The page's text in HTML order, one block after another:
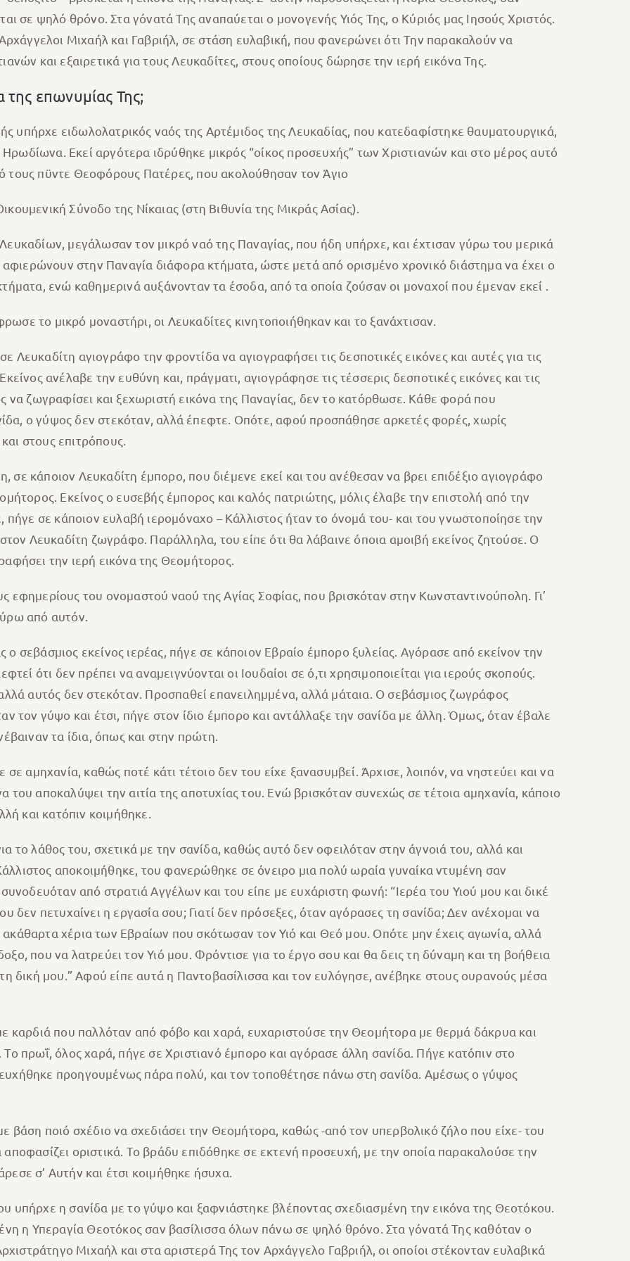
σε ψηλό θρόνο. Στα γόνατά Της αναπαύεται ο μονογενής Υιός Της, ο Κύριός μας Ιησούς Χριστός.
Μιχαήλ και Γαβριήλ, σε στάση ευλαβική, που φανερώνει ότι Την παρακαλούν να
και εξαιρετικά για τους Λευκαδίτες, στους οποίους δώρησε την ιερή εικόνα Της.
της επωνυμίας Της;
ειδωλολατρικός ναός της Αρτέμιδος της Λευκαδίας, που κατεδαφίστηκε θαυματουργικά,
Εκεί αργότερα ιδρύθηκε μικρός “οίκος προσευχής” των Χριστιανών και στο μέρος αυτό
τους πϋντε Θεοφόρους Πατέρες, που ακολούθησαν τον Άγιο
Σύνοδο της Νίκαιας (στη Βιθυνία της Μικράς Ασίας).
μεγάλωσαν τον μικρό ναό της Παναγίας, που ήδη υπήρχε, και έχτισαν γύρω του μερικά
αφιερώνουν στην Παναγία διάφορα κτήματα, ώστε μετά από ορισμένο χρονικό διάστημα να έχει ο
ενώ καθημερινά αυξάνονταν τα έσοδα, από τα οποία ζούσαν οι μοναχοί που έμεναν εκεί .
το μικρό μοναστήρι, οι Λευκαδίτες κινητοποιήθηκαν και το ξανάχτισαν.
αγιογράφο την φροντίδα να αγιογραφήσει τις δεσποτικές εικόνες και αυτές για τις
ανέλαβε την ευθύνη και, πράγματι, αγιογράφησε τις τέσσερις δεσποτικές εικόνες και τις
να ζωγραφίσει και ξεχωριστή εικόνα της Παναγίας, δεν το κατόρθωσε. Κάθε φορά που
ο γύψος δεν στεκόταν, αλλά έπεφτε. Οπότε, αφού προσπάθησε αρκετές φορές, χωρίς
στους επιτρόπους.
κάποιον Λευκαδίτη έμπορο, που διέμενε εκεί και του ανέθεσαν να βρει επιδέξιο αγιογράφο
Εκείνος ο ευσεβής έμπορος και καλός πατριώτης, μόλις έλαβε την επιστολή από την
σε κάποιον ευλαβή ιερομόναχο – Κάλλιστος ήταν το όνομά του- και του γνωστοποίησε την
Λευκαδίτη ζωγράφο. Παράλληλα, του είπε ότι θα λάβαινε όποια αμοιβή εκείνος ζητούσε. Ο
την ιερή εικόνα της Θεομήτορος.
εφημερίους του ονομαστού ναού της Αγίας Σοφίας, που βρισκόταν στην Κωνσταντινούπολη. Γι’
από αυτόν.
σεβάσμιος εκείνος ιερέας, πήγε σε κάποιον Εβραίο έμπορο ξυλείας. Αγόρασε από εκείνον την
ότι δεν πρέπει να αναμειγνύονται οι Ιουδαίοι σε ό,τι χρησιμοποιείται για ιερούς σκοπούς.
αυτός δεν στεκόταν. Προσπαθεί επανειλημμένα, αλλά μάταια. Ο σεβάσμιος ζωγράφος
τον γύψο και έτσι, πήγε στον ίδιο έμπορο και αντάλλαξε την σανίδα με άλλη. Όμως, όταν έβαλε
τα ίδια, όπως και στην πρώτη.
σε αμηχανία, καθώς ποτέ κάτι τέτοιο δεν του είχε ξανασυμβεί. Άρχισε, λοιπόν, να νηστεύει και να
αποκαλύψει την αιτία της αποτυχίας του. Ενώ βρισκόταν συνεχώς σε τέτοια αμηχανία, κάποιο
και κατόπιν κοιμήθηκε.
το λάθος του, σχετικά με την σανίδα, καθώς αυτό δεν οφειλόταν στην άγνοιά του, αλλά και
αποκοιμήθηκε, του φανερώθηκε σε όνειρο μια πολύ ωραία γυναίκα ντυμένη σαν
από στρατιά Αγγέλων και του είπε με ευχάριστη φωνή: “Ιερέα του Υιού μου και δικέ
δεν πετυχαίνει η εργασία σου; Γιατί δεν πρόσεξες, όταν αγόρασες τη σανίδα; Δεν ανέχομαι να
χέρια των Εβραίων που σκότωσαν τον Υιό και Θεό μου. Οπότε μην έχεις αγωνία, αλλά
που να λατρεύει τον Υιό μου. Φρόντισε για το έργο σου και θα δεις τη δύναμη και τη βοήθεια
δική μου.” Αφού είπε αυτά η Παντοβασίλισσα και τον ευλόγησε, ανέβηκε στους ουρανούς μέσα
καρδιά που παλλόταν από φόβο και χαρά, ευχαριστούσε την Θεομήτορα με θερμά δάκρυα και
πρωΐ, όλος χαρά, πήγε σε Χριστιανό έμπορο και αγόρασε άλλη σανίδα. Πήγε κατόπιν στο
προηγουμένως πάρα πολύ, και τον τοποθέτησε πάνω στη σανίδα. Αμέσως ο γύψος
βάση ποιό σχέδιο να σχεδιάσει την Θεομήτορα, καθώς -από τον υπερβολικό ζήλο που είχε- του
οριστικά. Το βράδυ επιδόθηκε σε εκτενή προσευχή, με την οποία παρακαλούσε την
σ’ Αυτήν και έτσι κοιμήθηκε ήσυχα.
η σανίδα με το γύψο και ξαφνιάστηκε βλέποντας σχεδιασμένη την εικόνα της Θεοτόκου.
η Υπεραγία Θεοτόκος σαν βασίλισσα όλων πάνω σε ψηλό θρόνο. Στα γόνατά Της καθόταν ο
Μιχαήλ και στα αριστερά Της τον Αρχάγγελο Γαβριήλ, οι οποίοι στέκονταν ευλαβικά